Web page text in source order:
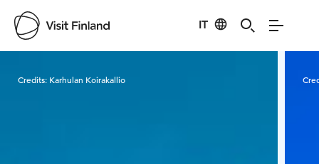
IT
Credits: Karhulan Koirakallio